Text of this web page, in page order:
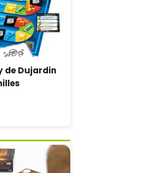
de Dujardin